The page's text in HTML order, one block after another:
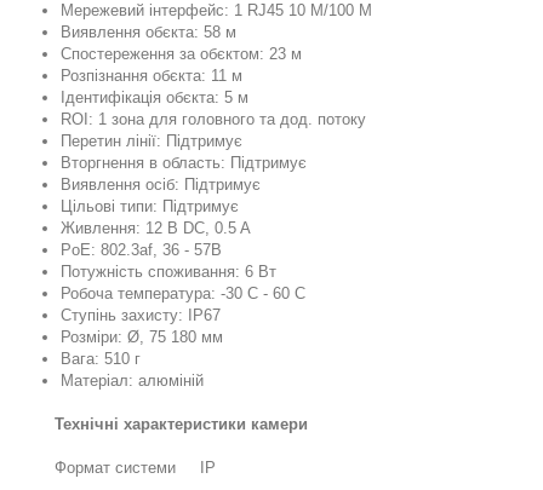
Мережевий інтерфейс: 1 RJ45 10 M/100 M
Виявлення обєкта: 58 м
Спостереження за обєктом: 23 м
Розпізнання обєкта: 11 м
Ідентифікація обєкта: 5 м
ROI: 1 зона для головного та дод. потоку
Перетин лінії: Підтримує
Вторгнення в область: Підтримує
Виявлення осіб: Підтримує
Цільові типи: Підтримує
Живлення: 12 В DC, 0.5 A
PoE: 802.3af, 36 - 57В
Потужність споживання: 6 Вт
Робоча температура: -30 C - 60 C
Ступінь захисту: IP67
Розміри: Ø, 75 180 мм
Вага: 510 г
Матеріал: алюміній
Технічні характеристики камери
Формат системи IP